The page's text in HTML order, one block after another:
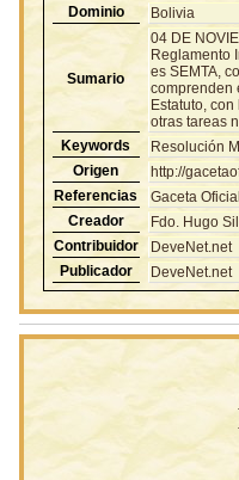
Dominio
Bolivia
Sumario
04 DE
Reglamento
es SEMTA,
comprenden
Estatuto,
otras tareas
Keywords
Resolución
Origen
http://
Referencias
Gaceta
Creador
Fdo. Hugo
Contribuidor
DeveNet.net
Publicador
DeveNet.net